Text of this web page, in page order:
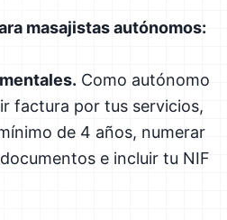
masajistas autónomos:
Como autónomo
factura por tus servicios,
de 4 años, numerar
e incluir tu NIF